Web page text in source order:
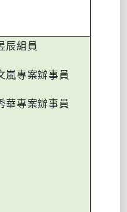
辰組員
嵐專案辦事員
華專案辦事員